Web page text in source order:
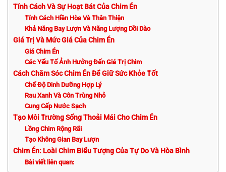
Tính Cách Và Sự Hoạt Bát Của Chim Én
Tính Cách Hiền Hòa Và Thân Thiện
Khả Năng Bay Lượn Và Năng Lượng Dồi Dào
Giá Trị Và Mức Giá Của Chim Én
Giá Chim Én
Các Yếu Tố Ảnh Hưởng Đến Giá Trị Chim
Cách Chăm Sóc Chim Én Để Giữ Sức Khỏe Tốt
Chế Độ Dinh Dưỡng Hợp Lý
Rau Xanh Và Côn Trùng Nhỏ
Cung Cấp Nước Sạch
Tạo Môi Trường Sống Thoải Mái Cho Chim Én
Lồng Chim Rộng Rãi
Tạo Không Gian Bay Lượn
Chim Én: Loài Chim Biểu Tượng Của Tự Do Và Hòa Bình
Bài viết liên quan: